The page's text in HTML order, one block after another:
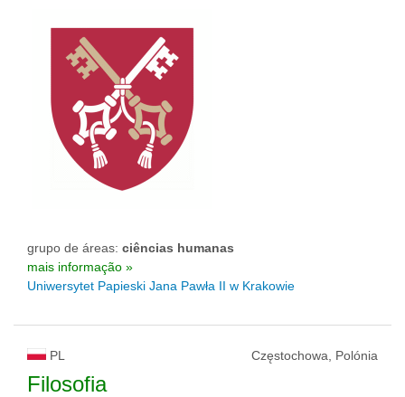
grupo de áreas: ciências humanas
mais informação »
Uniwersytet Papieski Jana Pawła II w Krakowie
PL Częstochowa, Polónia
Filosofia